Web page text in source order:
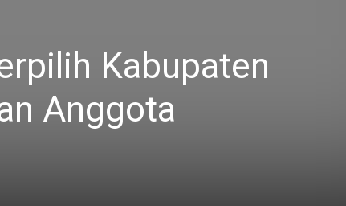
Kabupaten
Anggota